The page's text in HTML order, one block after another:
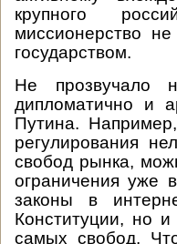
крупного
миссионерство
государством.
Не прозвучало
дипломатично и
Путина.
регулирования
свобод рынка,
ограничения уже
законы в
Конституции, но
самых свобод.